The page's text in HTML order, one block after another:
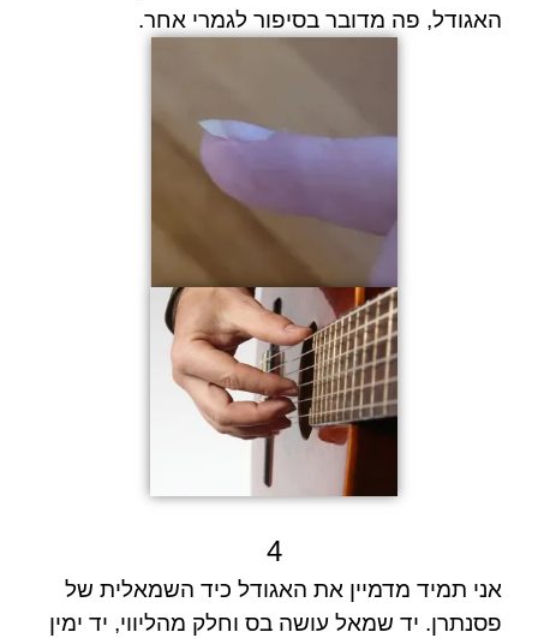
האגודל, פה מדובר בסיפור לגמרי אחר.
4
אני תמיד מדמיין את האגודל כיד השמאלית של
פסנתרן. יד שמאל עושה בס וחלק מהליווי, יד ימין